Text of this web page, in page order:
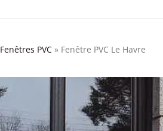
Fenêtres PVC » Fenêtre PVC Le Havre